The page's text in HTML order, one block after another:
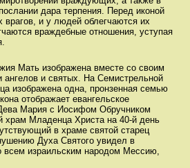
дара терпения. Перед иконой
врагов, и у людей облегчаются их
враждебные отношения, уступая
Мать изображена вместе со своим
и святых. На Семистрельной
изображена одна, пронзенная семью
отображает евангельское
Мария с Иосифом Обручником
храм Младенца Христа на 40-й день
в храме святой старец
Духа Святого увидел в
всем израильским народом Мессию,